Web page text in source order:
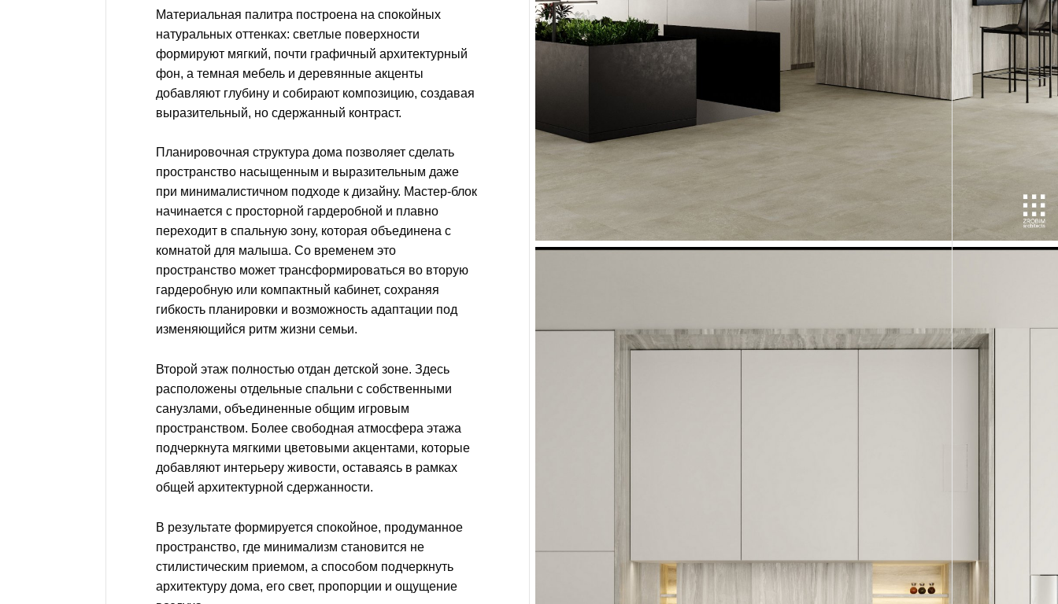
Материальная палитра построена на спокойных
натуральных оттенках: светлые поверхности
формируют мягкий, почти графичный архитектурный
фон, а темная мебель и деревянные акценты
добавляют глубину и собирают композицию, создавая
выразительный, но сдержанный контраст.
Планировочная структура дома позволяет сделать
пространство насыщенным и выразительным даже
при минималистичном подходе к дизайну. Мастер-блок
начинается с просторной гардеробной и плавно
переходит в спальную зону, которая объединена с
комнатой для малыша. Со временем это
пространство может трансформироваться во вторую
гардеробную или компактный кабинет, сохраняя
гибкость планировки и возможность адаптации под
изменяющийся ритм жизни семьи.
Второй этаж полностью отдан детской зоне. Здесь
расположены отдельные спальни с собственными
санузлами, объединенные общим игровым
пространством. Более свободная атмосфера этажа
подчеркнута мягкими цветовыми акцентами, которые
добавляют интерьеру живости, оставаясь в рамках
общей архитектурной сдержанности.
В результате формируется спокойное, продуманное
пространство, где минимализм становится не
стилистическим приемом, а способом подчеркнуть
архитектуру дома, его свет, пропорции и ощущение